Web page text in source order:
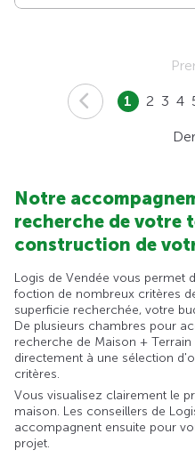
1 2 3 4
Notre
recherche de votre
construction de
Logis de Vendée vous permet
foction de nombreux critères
superficie recherchée, votre
De plusieurs chambres pour
recherche de Maison +
directement à une sélection
critères.
Vous visualisez clairement le
maison. Les conseillers de
accompagnent ensuite pour
projet.